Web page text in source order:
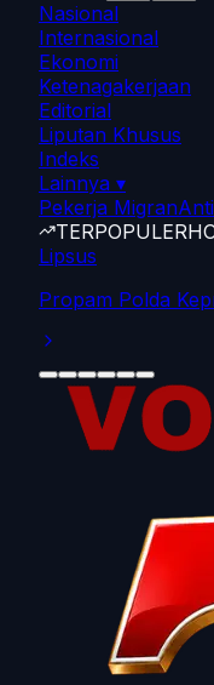
Nasional
Internasional
Ekonomi
Ketenagakerjaan
Editorial
Liputan Khusus
Indeks
Lainnya ▾
Pekerja Migran
TERPOPULER
Lipsus
Propam Polda